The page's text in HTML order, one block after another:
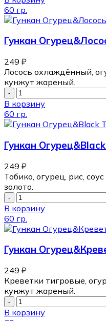
60 гр.
Гункан
249 ₽
Лосось охлаждённый,
кунжут жареный.
В корзину
60 гр.
Гункан
249 ₽
Тобико, огурец, рис,
золото.
В корзину
60 гр.
Гункан
249 ₽
Креветки тигровые,
кунжут жареный.
В корзину